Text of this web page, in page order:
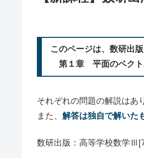
このページは、数研出
第１章 平面のベク
それぞれの問題の解説はあ
また、 解答は独自で解いた
数研出版：高等学校数学